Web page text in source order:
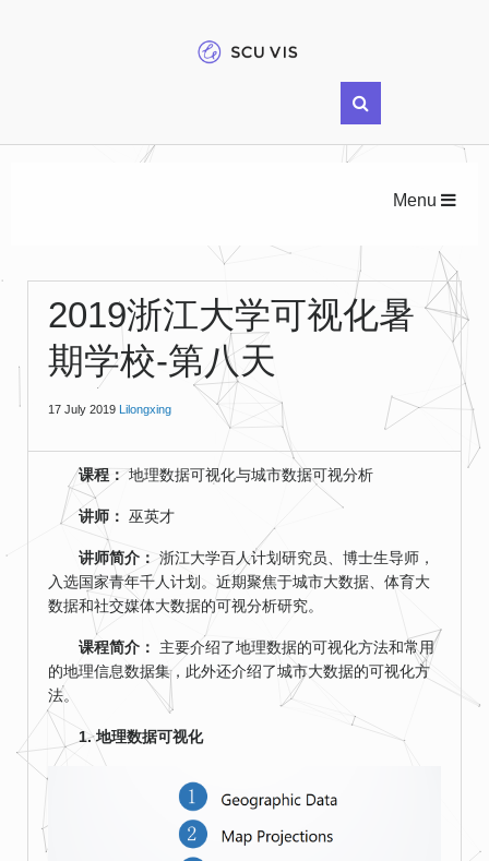
Menu
2019浙江大学可视化暑
期学校-第八天
17 July 2019 Lilongxing
课程：地理数据可视化与城市数据可视分析
讲师： 巫英才
讲师简介： 浙江大学百人计划研究员、博士生导师，
入选国家青年千人计划。近期聚焦于城市大数据、体育大
数据和社交媒体大数据的可视分析研究。
课程简介：
主要介绍了地理数据的可视化方法和常用
的地理信息数据集，此外还介绍了城市大数据的可视化方
法。
1. 地理数据可视化